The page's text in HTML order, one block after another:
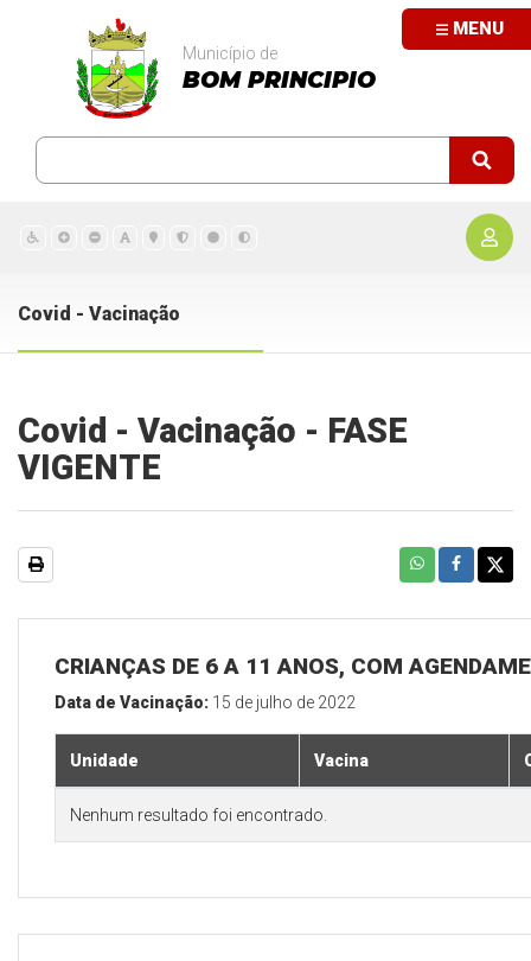
MENU
Município de
BOM PRINCIPIO
Covid - Vacinação
Covid - Vacinação - FASE
VIGENTE
CRIANÇAS DE 6 A 11 ANOS, COM
Data de Vacinação: 15 de julho de 2022
Unidade Vacina
Nenhum resultado foi encontrado.